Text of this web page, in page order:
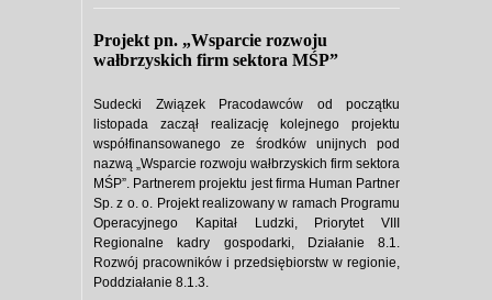
Projekt pn. „Wsparcie rozwoju
wałbrzyskich firm sektora MŚP”
Sudecki Związek Pracodawców od początku
listopada zaczął realizację kolejnego projektu
współfinansowanego ze środków unijnych pod
nazwą „Wsparcie rozwoju wałbrzyskich firm sektora
MŚP”. Partnerem projektu jest firma Human Partner
Sp. z o. o. Projekt realizowany w ramach Programu
Operacyjnego Kapitał Ludzki, Priorytet VIII
Regionalne kadry gospodarki, Działanie 8.1.
Rozwój pracowników i przedsiębiorstw w regionie,
Poddziałanie 8.1.3.